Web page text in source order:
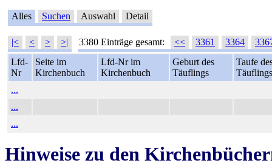
Alles Suchen Auswahl Detail
|< < > >| 3380 Einträge gesamt: << 3361 3364
Lfd-
Nr
Seite im
Kirchenbuch
Lfd-Nr im
Kirchenbuch
Geburt des
Täuflings
Taufe
Täuflings
...
...
...
Hinweise zu den